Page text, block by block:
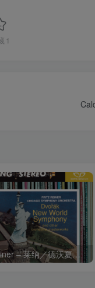
1
Fritz Reiner – 莱纳／德沃夏克：第九交响曲